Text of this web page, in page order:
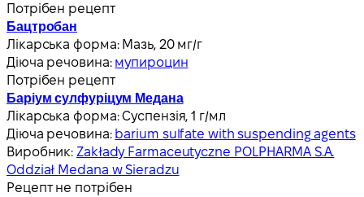
Потрібен рецепт
Бацтробан
Лікарська форма: Мазь, 20 мг/г
Діюча речовина: мупироцин
Потрібен рецепт
Баріум сулфуріцум Медана
Лікарська форма:Суспензія, 1 г/мл
Діюча речовина: barium sulfate with suspending agents
Виробник: Zakłady Farmaceutyczne POLPHARMA S.A.
Oddział Medana w Sieradzu
Рецепт не потрібен